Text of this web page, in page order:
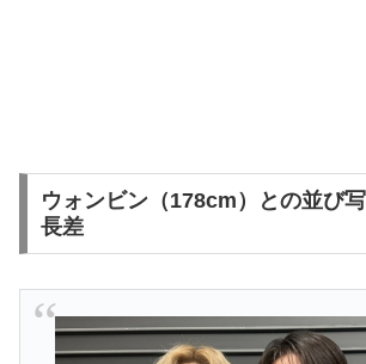
ウォンビン（178cm）との並び
長差